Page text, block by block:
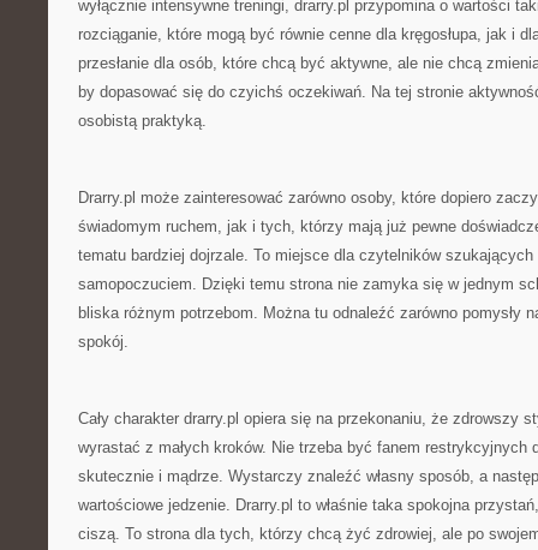
wyłącznie intensywne treningi, drarry.pl przypomina o wartości
rozciąganie, które mogą być równie cenne dla kręgosłupa, jak i
przesłanie dla osób, które chcą być aktywne, ale nie chcą
by dopasować się do czyichś oczekiwań. Na tej stronie
osobistą praktyką.
Drarry.pl może zainteresować zarówno osoby, które dopiero
świadomym ruchem, jak i tych, którzy mają już pewne
tematu bardziej dojrzale. To miejsce dla czytelników
samopoczuciem. Dzięki temu strona nie zamyka się w jednym
bliska różnym potrzebom. Można tu odnaleźć zarówno pomysły
spokój.
Cały charakter drarry.pl opiera się na przekonaniu, że zdrowszy
wyrastać z małych kroków. Nie trzeba być fanem restrykcyjnych
skutecznie i mądrze. Wystarczy znaleźć własny sposób, a
wartościowe jedzenie. Drarry.pl to właśnie taka spokojna
ciszą. To strona dla tych, którzy chcą żyć zdrowiej, ale po